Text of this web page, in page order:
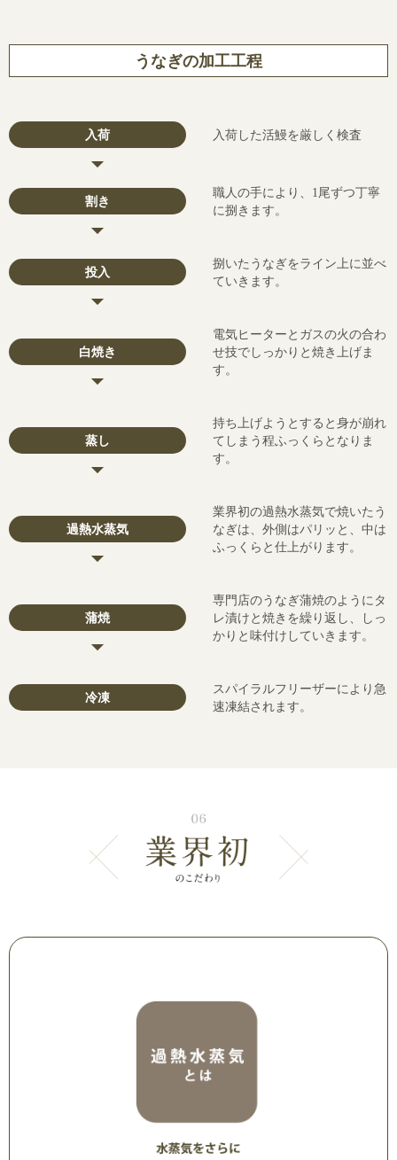
うなぎの加工工程
入荷 入荷した活鰻を厳しく検査
割き
職人の手により、1尾ずつ丁寧
に捌きます。
投入
捌いたうなぎをライン上に並べ
ていきます。
白焼き
電気ヒーターとガスの火の合わ
せ技でしっかりと焼き上げま
す。
蒸し
持ち上げようとすると身が崩れ
てしまう程ふっくらとなりま
す。
過熱水蒸気
業界初の過熱水蒸気で焼いたう
なぎは、外側はパリッと、中は
ふっくらと仕上がります。
蒲焼
専門店のうなぎ蒲焼のようにタ
レ漬けと焼きを繰り返し、しっ
かりと味付けしていきます。
冷凍
スパイラルフリーザーにより急
速凍結されます。